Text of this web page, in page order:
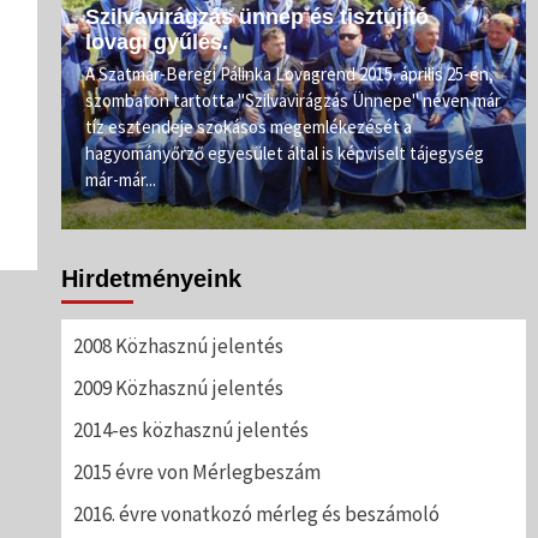
Szilvavirágzás ünnep és tisztújító
lovagi gyűlés.
A Szatmár-Beregi Pálinka Lovagrend 2015. április 25-én,
szombaton tartotta "Szilvavirágzás Ünnepe" néven már
tíz esztendeje szokásos megemlékezését a
hagyományőrző egyesület által is képviselt tájegység
már-már...
Hirdetményeink
2008 Közhasznú jelentés
2009 Közhasznú jelentés
2014-es közhasznú jelentés
2015 évre von Mérlegbeszám
2016. évre vonatkozó mérleg és beszámoló